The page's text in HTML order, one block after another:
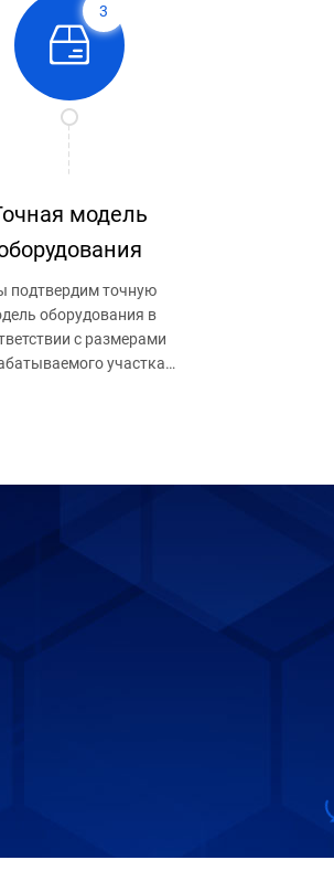
3
модель
подтвердим точную
оборудования в
с размерами
участка,
дополнительными